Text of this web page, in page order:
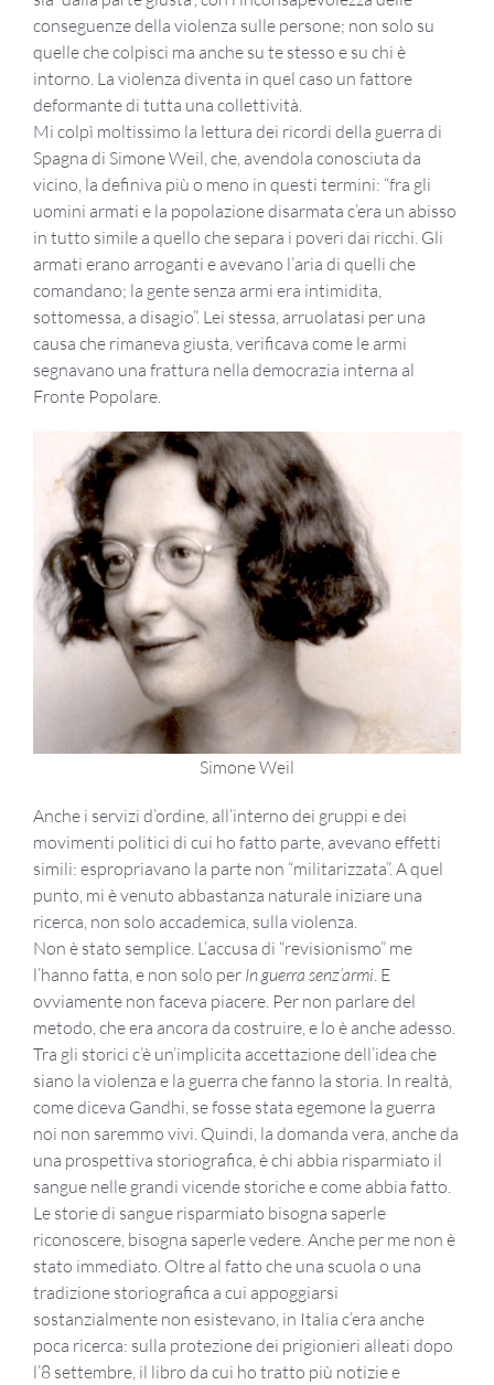
conseguenze della violenza sulle persone; non solo su
quelle che colpisci ma anche su te stesso e su chi è
intorno. La violenza diventa in quel caso un fattore
deformante di tutta una collettività.
Mi colpì moltissimo la lettura dei ricordi della guerra di
Spagna di Simone Weil, che, avendola conosciuta da
vicino, la definiva più o meno in questi termini: “fra gli
uomini armati e la popolazione disarmata c’era un abisso
in tutto simile a quello che separa i poveri dai ricchi. Gli
armati erano arroganti e avevano l’aria di quelli che
comandano; la gente senza armi era intimidita,
sottomessa, a disagio”. Lei stessa, arruolatasi per una
causa che rimaneva giusta, verificava come le armi
segnavano una frattura nella democrazia interna al
Fronte Popolare.
Simone Weil
Anche i servizi d’ordine, all’interno dei gruppi e dei
movimenti politici di cui ho fatto parte, avevano effetti
simili: espropriavano la parte non “militarizzata”. A quel
punto, mi è venuto abbastanza naturale iniziare una
ricerca, non solo accademica, sulla violenza.
Non è stato semplice. L’accusa di “revisionismo” me
l’hanno fatta, e non solo per In guerra senz’armi . E
ovviamente non faceva piacere. Per non parlare del
metodo, che era ancora da costruire, e lo è anche adesso.
Tra gli storici c’è un’implicita accettazione dell’idea che
siano la violenza e la guerra che fanno la storia. In realtà,
come diceva Gandhi, se fosse stata egemone la guerra
noi non saremmo vivi. Quindi, la domanda vera, anche da
una prospettiva storiografica, è chi abbia risparmiato il
sangue nelle grandi vicende storiche e come abbia fatto.
Le storie di sangue risparmiato bisogna saperle
riconoscere, bisogna saperle vedere. Anche per me non è
stato immediato. Oltre al fatto che una scuola o una
tradizione storiografica a cui appoggiarsi
sostanzialmente non esistevano, in Italia c’era anche
poca ricerca: sulla protezione dei prigionieri alleati dopo
l’8 settembre, il libro da cui ho tratto più notizie e